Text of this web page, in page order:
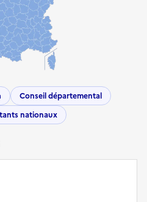
Conseil départemental
nationaux